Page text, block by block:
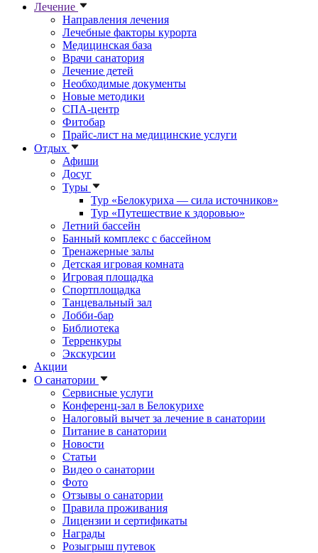
Лечение
Направления лечения
Лечебные факторы курорта
Медицинская база
Врачи санатория
Лечение детей
Необходимые документы
Новые методики
СПА-центр
Фитобар
Прайс-лист на медицинские услуги
Отдых
Афиши
Досуг
Туры
Тур «Белокуриха — сила источников»
Тур «Путешествие к здоровью»
Летний бассейн
Банный комплекс с бассейном
Тренажерные залы
Детская игровая комната
Игровая площадка
Спортплощадка
Танцевальный зал
Лобби-бар
Библиотека
Терренкуры
Экскурсии
Акции
О санатории
Сервисные услуги
Конференц-зал в Белокурихе
Налоговый вычет за лечение в санатории
Питание в санатории
Новости
Статьи
Видео о санатории
Фото
Отзывы о санатории
Правила проживания
Лицензии и сертификаты
Награды
Розыгрыш путевок